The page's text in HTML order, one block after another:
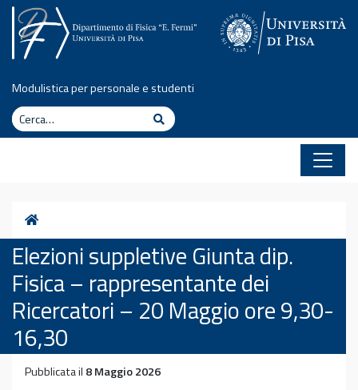
Vai al contenuto
Modulistica per personale e studenti
Cerca
Cerca
Home
Elezioni suppletive Giunta dip.
Fisica – rappresentante dei
Ricercatori – 20 Maggio ore 9,30-
16,30
Pubblicata il 8 Maggio 2026